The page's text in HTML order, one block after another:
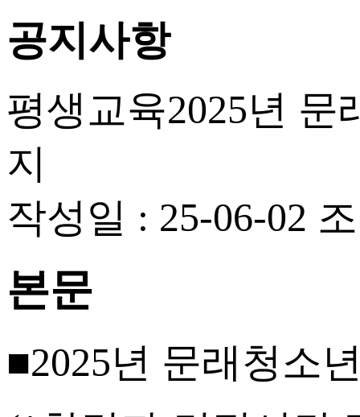
공지사항
평생교육​2025년 문
지
작성일 : 25-06-02
본문
​■2025년 문래청소